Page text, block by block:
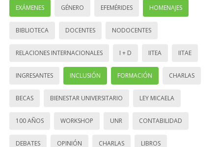
EXÁMENES GÉNERO EFEMÉRIDES HOMENAJES
BIBLIOTECA DOCENTES NODOCENTES
RELACIONES INTERNACIONALES I + D IITEA IITAE
INGRESANTES INCLUSIÓN FORMACIÓN CHARLAS
BECAS BIENESTAR UNIVERSITARIO LEY MICAELA
100 AÑOS WORKSHOP UNR CONTABILIDAD
DEBATES OPINIÓN CHARLAS LIBROS